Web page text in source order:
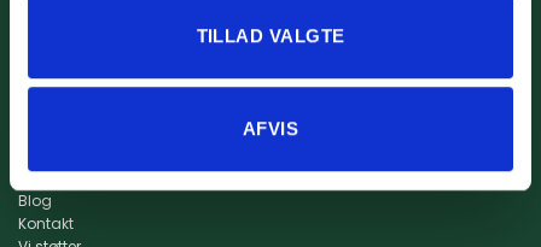
TILLAD VALGTE
AFVIS
Om Kidssport
Blog
Kontakt